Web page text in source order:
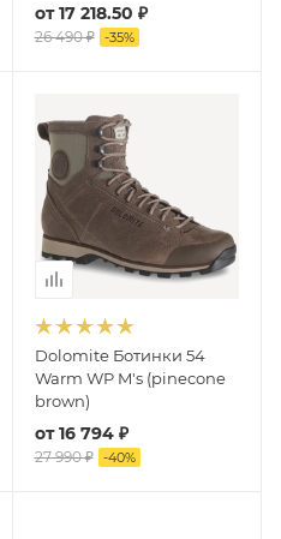
от17 218.50 ₽
26 490 ₽ -35%
Dolomite Ботинки 54
Warm WP M's (pinecone
brown)
от16 794 ₽
27 990 ₽ -40%